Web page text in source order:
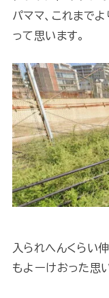
パママ、これまで
って思います。
入られへんくらい
もよーけおった思い